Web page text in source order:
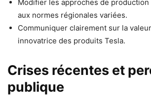
Modifier les approches de
aux normes régionales variées.
Communiquer clairement sur la
innovatrice des produits Tesla.
Crises récentes et
publique